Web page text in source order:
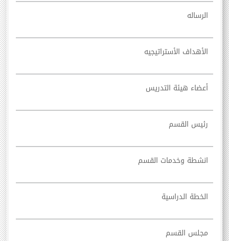
الرساله
الأهداف الأستراتيجيه
أعضاء هيئة التدريس
رئيس القسم
انشطة وخدمات القسم
الخطة الدراسية
مجلس القسم